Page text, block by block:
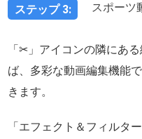
ステップ 3: スポーツ
「✂」アイコンの隣にあ
ば、多彩な動画編集機能
きます。
「エフェクト＆フィルタ